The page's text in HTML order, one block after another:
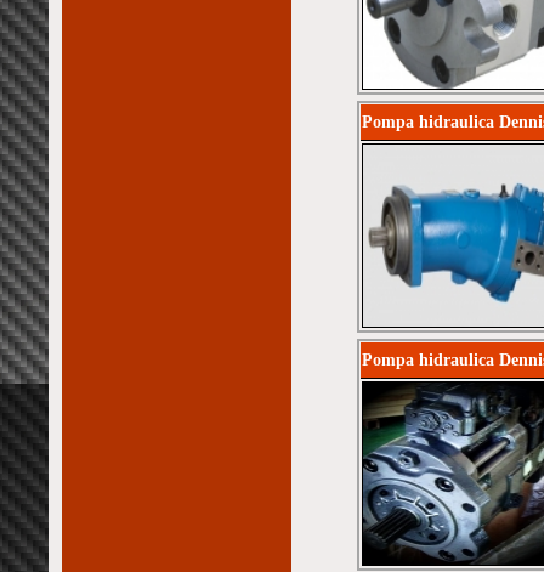
Pompa hidraulica
Pompa hidraulica